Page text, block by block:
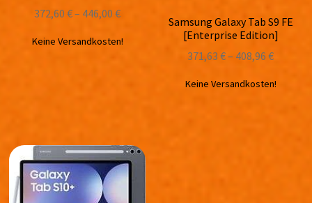
372,60€– 446,00€
Keine Versandkosten!
Samsung Galaxy Tab S9 FE
[Enterprise Edition]
371,63€– 408,96€
Keine Versandkosten!